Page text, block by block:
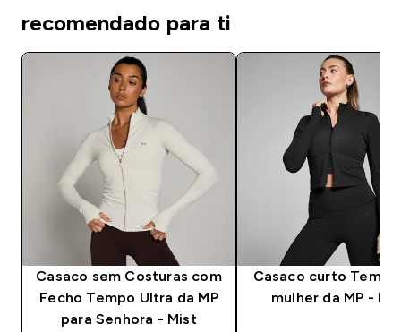
recomendado para ti
Casaco sem Costuras com
Fecho Tempo Ultra da MP
para Senhora - Mist
Casaco curto
mulher da MP -